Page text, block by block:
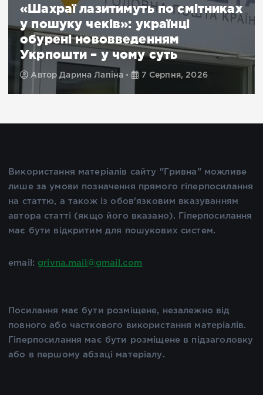
«Шахраї лазитимуть по смітниках
у пошуку чеків»: українці
обурені нововведенням
Укрпошти – у чому суть
АвторДарина Лапіна 7 Серпня, 2026
Використання матеріалів сайту "Гривна" можливе
лише за умови позначення прямого гіперпосилання
на статтю, а також із обов'язковим вказуванням
автора статті (якщо його вказано). Гіперпосилання
має бути відкритим для пошукових систем.
email: grivna.mail@gmail.com
Посилання має бути розміщене, незалежно від
повного або часткового використання матеріалів.
Гіперпосилання має бути розміщене в підзаголовку
або в першому абзаці матеріалу.